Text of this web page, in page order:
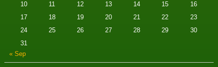
10
11 12 13 14 15
16
17
18 19 20 21 22
23
24
25 26 27 28 29
30
31
« Sep